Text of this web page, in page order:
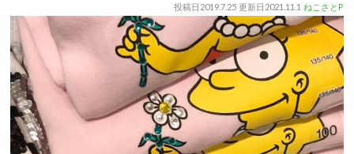
投稿日 2019.7.25 更新日 2021.11.1 ねこさとP